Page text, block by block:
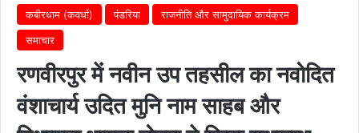
कबीरधाम (कवर्धा) पंडरिया
राजनीति और सामुदायिक कार्यक्रम
समाचार
रणवीरपुर में नवीन उप तहसील का नवोदित
वंशाचार्य उदित मुनि नाम साहब और